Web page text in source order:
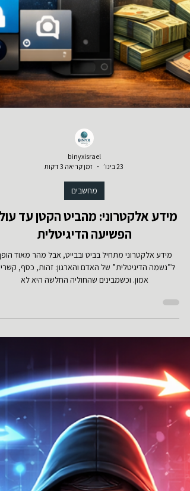
binyxisrael
23 בינו׳
זמן קריאה 3 דקות
מחשבים
מידע אלקטרוני: מהביט הקטן עד
מידע אלקטרוני מתחיל בביט ובבייט, אבל מהר מאוד